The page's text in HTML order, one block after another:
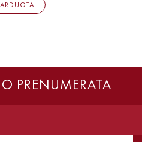
PRENUMERATA